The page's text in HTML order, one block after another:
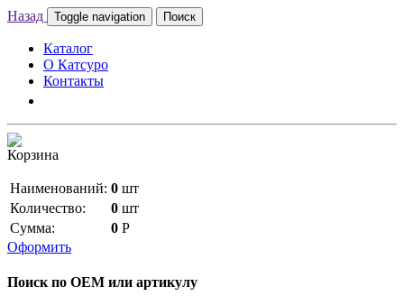
Назад Toggle navigation Поиск
Каталог
О Катсуро
Контакты
Корзина
Наименований: 0 шт
Количество:
0 шт
Сумма:
0 Р
Оформить
Поиск по OEM или артикулу